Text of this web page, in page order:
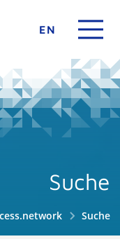
EN
Suche
Suche